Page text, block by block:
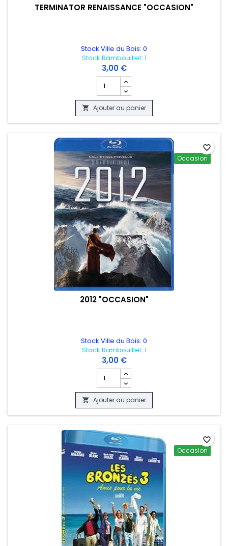
TERMINATOR RENAISSANCE "OCCASION"
Stock Ville du Bois: 0
Stock Rambouillet: 1
3,00 €
Champ quantité du produit
 Ajouter au panier
Occasion
2012 "OCCASION"
Stock Ville du Bois: 0
Stock Rambouillet: 1
3,00 €
Champ quantité du produit 2012
 Ajouter au panier
favorite_border
Occasion
favorite_border